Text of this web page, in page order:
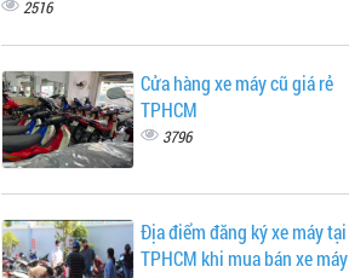
2516
Cửa hàng xe máy cũ giá rẻ
TPHCM
3796
Địa điểm đăng ký xe máy tại
TPHCM khi mua bán xe máy